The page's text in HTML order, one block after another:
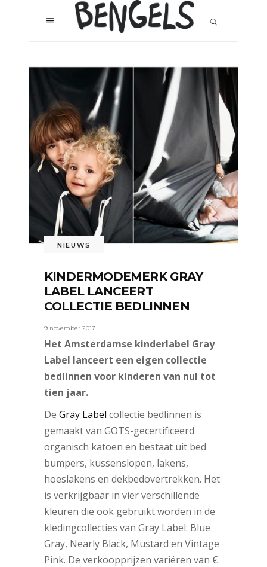
NIEUWS
KINDERMODEMERK GRAY
LABEL LANCEERT
COLLECTIE BEDLINNEN
9 november 2017
Het Amsterdamse kinderlabel Gray
Label lanceert een eigen collectie
bedlinnen voor kinderen van nul tot
tien jaar.
De Gray Label collectie bedlinnen is
gemaakt van GOTS-gecertificeerd
organisch katoen en bestaat uit bed
bumpers, kussenslopen, lakens,
hoeslakens en dekbedovertrekken. Het
is verkrijgbaar in vier verschillende
kleuren die ook gebruikt worden in de
kledingcollecties van Gray Label: Blue
Gray, Nearly Black, Mustard en Vintage
Pink. De verkoopprijzen variëren van €